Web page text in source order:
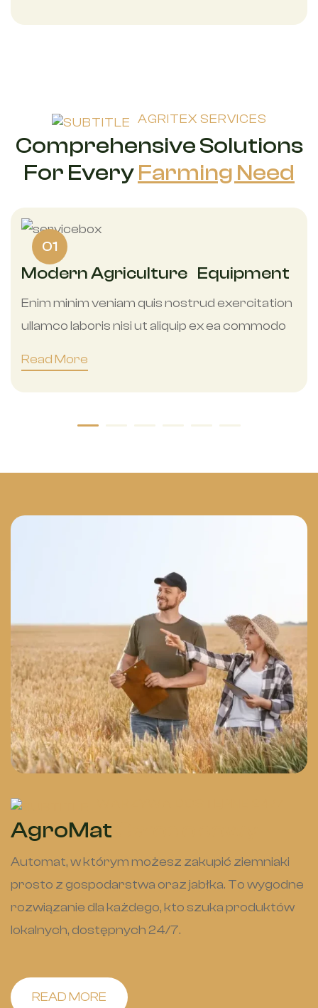
AGRITEX SERVICES
Comprehensive Solutions
For EveryFarming Need
01
Modern Agriculture Equipment
Enim minim veniam quis nostrud exercitation
ullamco laboris nisi ut aliquip ex ea commodo
Read More
AgroMat
Automat, w którym możesz zakupić ziemniaki
prosto z gospodarstwa oraz jabłka. To wygodne
rozwiązanie dla każdego, kto szuka produktów
lokalnych, dostępnych 24/7.
READ MORE